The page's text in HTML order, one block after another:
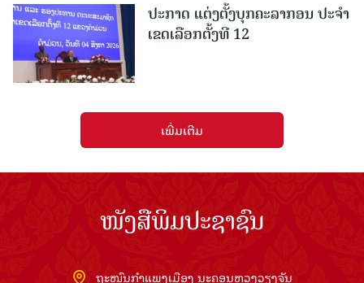
ປະກາດ ແຕ່ງຕັ້ງບຸກຄະລາກອນ ປະຈໍາ
ເຂດເລືອກຕັ້ງທີ 12
ເພີ່ມເຕີມ
ໜັງສືພິມປະຊາຊົນ
ຖະໜົນກຳແພງເມືອງ ນະຄອນຫຼວງວຽງຈັນ